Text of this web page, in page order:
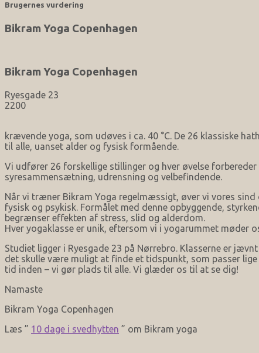
Brugernes vurdering
Bikram Yoga Copenhagen
Bikram Yoga Copenhagen
Ryesgade 23
2200
krævende yoga, som udøves i ca. 40 °C. De 26 klassiske
til alle, uanset alder og fysisk formående.
Vi udfører 26 forskellige stillinger og hver øvelse
syresammensætning, udrensning og velbefindende.
Når vi træner Bikram Yoga regelmæssigt, øver vi vores sind
fysisk og psykisk. Formålet med denne opbyggende,
begrænser effekten af stress, slid og alderdom.
Hver yogaklasse er unik, eftersom vi i yogarummet møder
Studiet ligger i Ryesgade 23 på Nørrebro. Klasserne er
det skulle være muligt at finde et tidspunkt, som passer lige
tid inden – vi gør plads til alle. Vi glæder os til at se dig!
Namaste
Bikram Yoga Copenhagen
Læs ” 10 dage i svedhytten ” om Bikram yoga